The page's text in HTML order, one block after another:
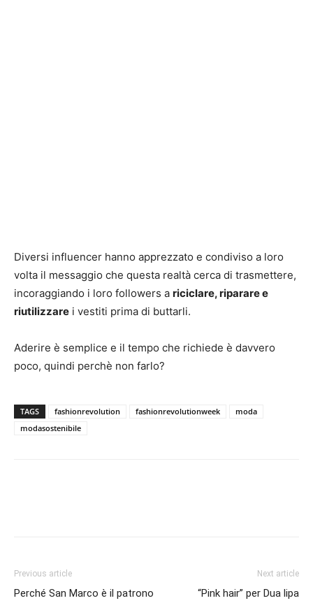
Diversi influencer hanno apprezzato e condiviso a loro
volta il messaggio che questa realtà cerca di trasmettere,
incoraggiando i loro followers a riciclare, riparare e
riutilizzare i vestiti prima di buttarli.
Aderire è semplice e il tempo che richiede è davvero
poco, quindi perchè non farlo?
TAGS fashionrevolution fashionrevolutionweek
moda
modasostenibile
Previous article
Perché San Marco è il patrono
Next article
“Pink hair” per Dua lipa